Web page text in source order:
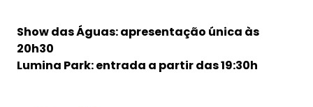
Show das Águas: apresentação única às
20h30
Lumina Park: entrada a partir das 19:30h